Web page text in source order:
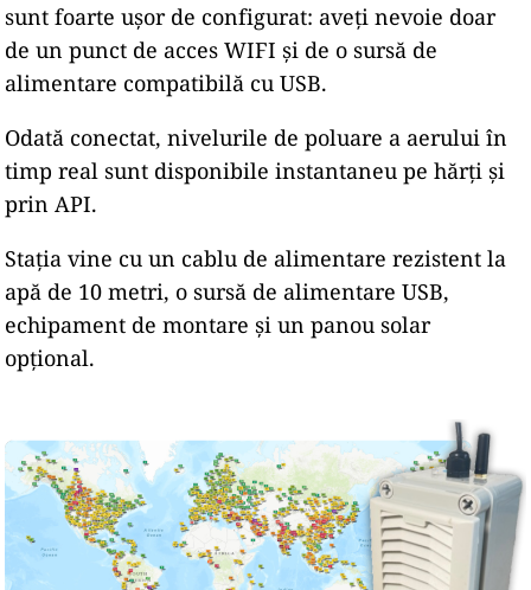
sunt foarte ușor de configurat: aveți nevoie doar
de un punct de acces WIFI și de o sursă de
alimentare compatibilă cu USB.
Odată conectat, nivelurile de poluare a aerului în
timp real sunt disponibile instantaneu pe hărți și
prin API.
Stația vine cu un cablu de alimentare rezistent la
apă de 10 metri, o sursă de alimentare USB,
echipament de montare și un panou solar
opțional.